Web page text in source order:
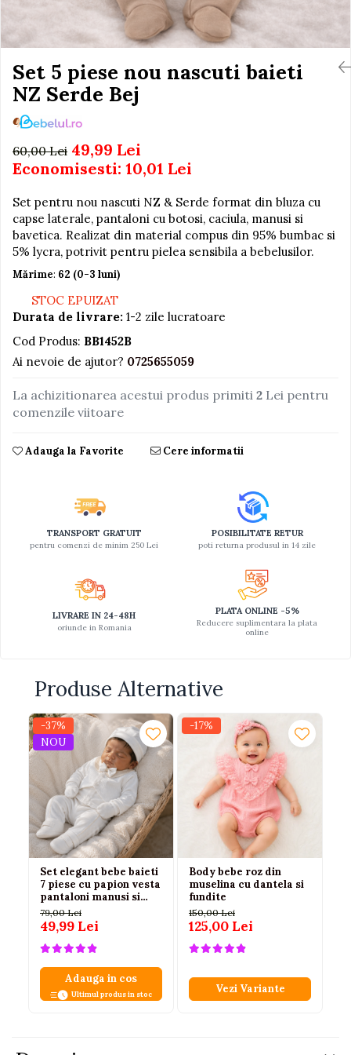
Seturi de frumusete
Caluti balansoar
Interactive, educative si
Figurine
Ateliere si unelte
Covorase de dans
Creative
De plus
Electrocasnice si bucatarii
Fotolii gonflabile
Jocuri de indemanare
Jocuri sportive
Motociclete
Pistoale
Proiectoare
Saltelute si centre de activitati
Set Avioane si submarine
Seturi de rufe
Trenulete
Ingrijire cosmetica mamici
Perioada Alaptarii
Perioada Sarcinii
Pompe de san
Sisteme De Purtare
Set 5 piese nou nascuti baieti
NZ Serde Bej
60,00 Lei 49,99 Lei
Economisesti: 10,01 Lei
Set pentru nou nascuti NZ & Serde format din bluza cu
capse laterale, pantaloni cu botosi, caciula, manusi si
bavetica. Realizat din material compus din 95% bumbac si
5% lycra, potrivit pentru pielea sensibila a bebelusilor.
Mărime: 62 (0-3 luni)
STOC EPUIZAT
Durata de livrare: 1-2 zile lucratoare
Cod Produs: BB1452B
Ai nevoie de ajutor? 0725655059
La achizitionarea acestui produs primiti 2 Lei pentru
comenzile viitoare
Adauga la Favorite Cere informatii
TRANSPORT GRATUIT
pentru comenzi de minim 250 Lei
POSIBILITATE RETUR
poti returna produsul in 14 zile
LIVRARE IN 24-48H
oriunde in Romania
PLATA ONLINE -5%
Reducere suplimentara la plata
online
Produse Alternative
-37%
NOU
Set elegant bebe baieti
7 piese cu papion vesta
pantaloni manusi si
botosi alb 62 cm
79,00 Lei
49,99 Lei
Adauga in cos
Ultimul produs in stoc
-17%
Body bebe roz din
muselina cu dantela si
fundite
150,00 Lei
125,00 Lei
Vezi Variante